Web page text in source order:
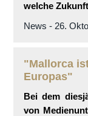
welche
News - 26.
"Mallorca
Europas"
Bei dem
von